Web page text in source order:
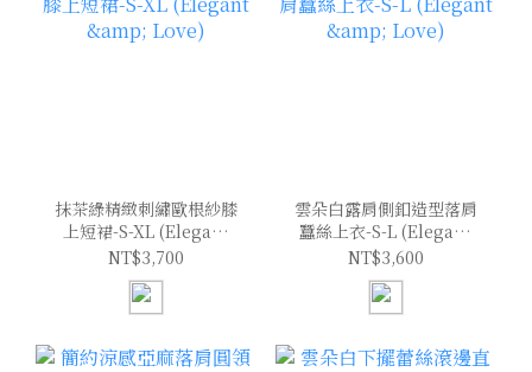
抹茶綠精緻刺繡歐根紗膝
上短裙-S-XL (Elegant
& Love)
NT$3,700
雲朵白露肩側釦造型落肩
蠶絲上衣-S-L (Elegant
& Love)
NT$3,600